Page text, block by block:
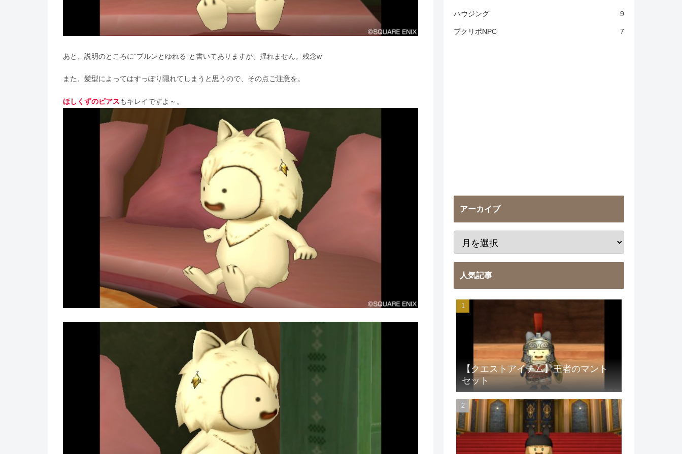
あと、説明のところに”プルンとゆれる”と書いてありますが、揺れません。残念w
また、髪型によってはすっぽり隠れてしまうと思うので、その点ご注意を。
ほしくずのピアスもキレイですよ～。
ハウジング 9
プクリポNPC 7
アーカイブ
人気記事
【クエストアイテム】王者のマント
セット